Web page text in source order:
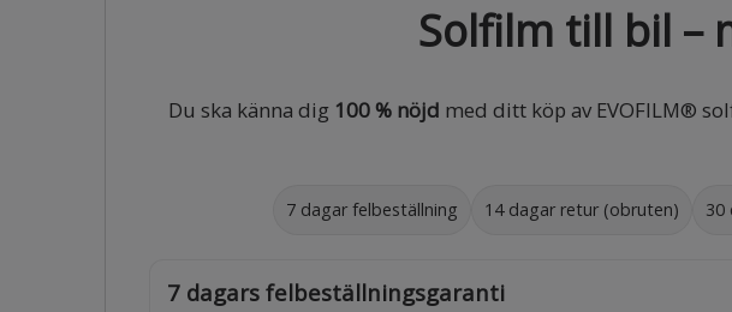
Solfilm till bil –
Du ska känna dig 100 % nöjd med ditt köp av EVOFILM®
7 dagar felbeställning 14 dagar retur (obruten) 30
7 dagars felbeställningsgaranti